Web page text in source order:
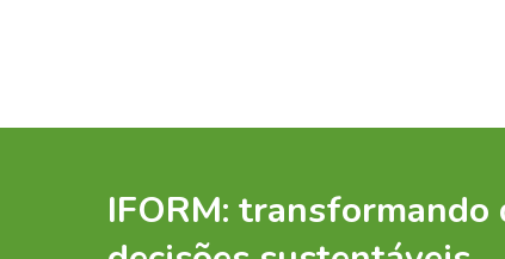
IFORM: transformando